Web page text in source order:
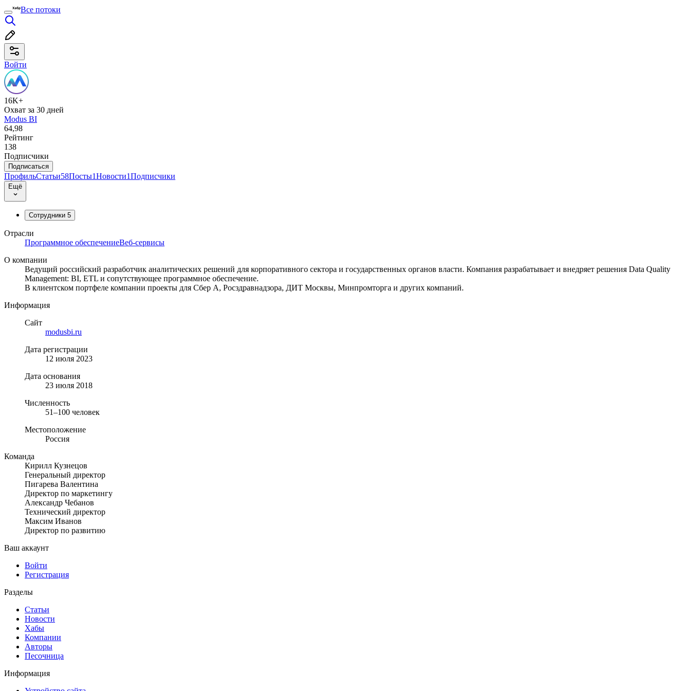
Все потоки
Войти
16K+
Охват за 30 дней
Modus BI
64,98
Рейтинг
138
Подписчики
Подписаться
ПрофильСтатьи58Посты1Новости1Подписчики
Ещё
Сотрудники 5
Отрасли
Программное обеспечениеВеб-сервисы
О компании
Ведущий российский разработчик аналитических решений для корпоративного сектора и государственных органов власти. Компания разрабатывает и внедряет решения Data Quality
Management: BI, ETL и сопутствующее программное обеспечение.
В клиентском портфеле компании проекты для Сбер А, Росздравнадзора, ДИТ Москвы, Минпромторга и других компаний.
Информация
Сайт
modusbi.ru
Дата регистрации
12 июля 2023
Дата основания
23 июля 2018
Численность
51–100 человек
Местоположение
Россия
Команда
Кирилл Кузнецов
Генеральный директор
Пигарева Валентина
Директор по маркетингу
Александр Чебанов
Технический директор
Максим Иванов
Директор по развитию
Ваш аккаунт
Войти
Регистрация
Разделы
Статьи
Новости
Хабы
Компании
Авторы
Песочница
Информация